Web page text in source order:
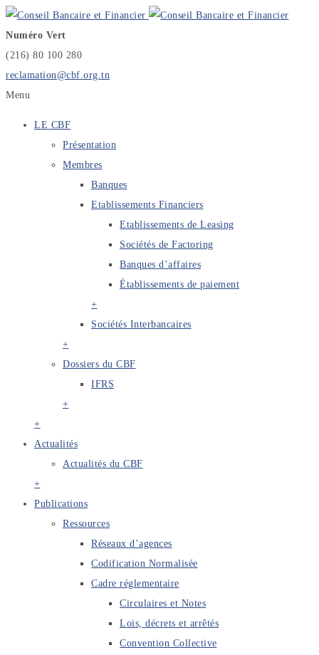
Numéro Vert
(216) 80 100 280
reclamation@cbf.org.tn
Menu
LE CBF
Présentation
Membres
Banques
Etablissements Financiers
Etablissements de Leasing
Sociétés de Factoring
Banques d’affaires
Établissements de paiement
+
Sociétés Interbancaires
+
Dossiers du CBF
IFRS
+
+
Actualités
Actualités du CBF
+
Publications
Ressources
Réseaux d’agences
Codification Normalisée
Cadre réglementaire
Circulaires et Notes
Lois, décrets et arrêtés
Convention Collective